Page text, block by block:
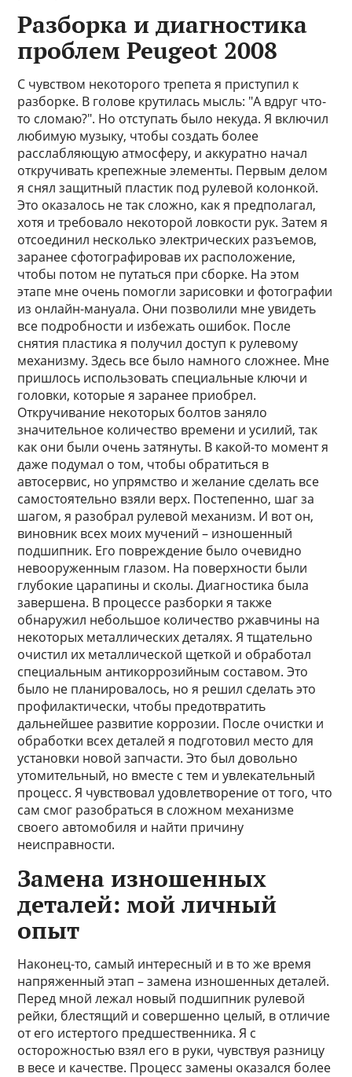
Разборка и диагностика
проблем Peugeot 2008
С чувством некоторого трепета я приступил к
разборке. В голове крутилась мысль: "А вдруг что-
то сломаю?". Но отступать было некуда. Я включил
любимую музыку, чтобы создать более
расслабляющую атмосферу, и аккуратно начал
откручивать крепежные элементы. Первым делом
я снял защитный пластик под рулевой колонкой.
Это оказалось не так сложно, как я предполагал,
хотя и требовало некоторой ловкости рук. Затем я
отсоединил несколько электрических разъемов,
заранее сфотографировав их расположение,
чтобы потом не путаться при сборке. На этом
этапе мне очень помогли зарисовки и фотографии
из онлайн-мануала. Они позволили мне увидеть
все подробности и избежать ошибок. После
снятия пластика я получил доступ к рулевому
механизму. Здесь все было намного сложнее. Мне
пришлось использовать специальные ключи и
головки, которые я заранее приобрел.
Откручивание некоторых болтов заняло
значительное количество времени и усилий, так
как они были очень затянуты. В какой-то момент я
даже подумал о том, чтобы обратиться в
автосервис, но упрямство и желание сделать все
самостоятельно взяли верх. Постепенно, шаг за
шагом, я разобрал рулевой механизм. И вот он,
виновник всех моих мучений – изношенный
подшипник. Его повреждение было очевидно
невооруженным глазом. На поверхности были
глубокие царапины и сколы. Диагностика была
завершена. В процессе разборки я также
обнаружил небольшое количество ржавчины на
некоторых металлических деталях. Я тщательно
очистил их металлической щеткой и обработал
специальным антикоррозийным составом. Это
было не планировалось, но я решил сделать это
профилактически, чтобы предотвратить
дальнейшее развитие коррозии. После очистки и
обработки всех деталей я подготовил место для
установки новой запчасти. Это был довольно
утомительный, но вместе с тем и увлекательный
процесс. Я чувствовал удовлетворение от того, что
сам смог разобраться в сложном механизме
своего автомобиля и найти причину
неисправности.
Замена изношенных
деталей: мой личный
опыт
Наконец-то, самый интересный и в то же время
напряженный этап – замена изношенных деталей.
Перед мной лежал новый подшипник рулевой
рейки, блестящий и совершенно целый, в отличие
от его истертого предшественника. Я с
осторожностью взял его в руки, чувствуя разницу
в весе и качестве. Процесс замены оказался более